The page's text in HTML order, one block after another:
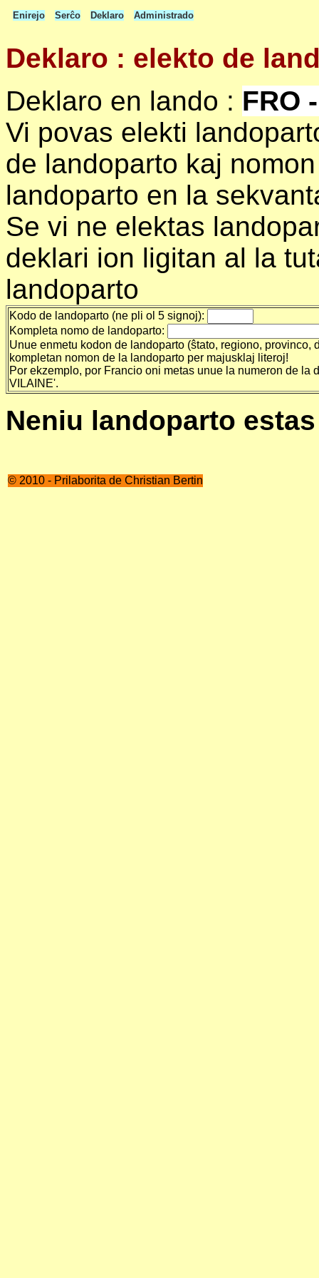
Enirejo Serĉo Deklaro Administrado
Deklaro : elekto de
Deklaro en lando : FRO
Vi povas elekti
de landoparto kaj
landoparto en la
Se vi ne elektas
deklari ion ligitan al la
landoparto
Kodo de landoparto (ne pli ol 5 signoj):
Kompleta nomo de landoparto:
Unue enmetu kodon de landoparto (ŝtato, regiono,
kompletan nomon de la landoparto per majusklaj literoj!
Por ekzemplo, por Francio oni metas unue la numeron de
VILAINE'.
Neniu landoparto
© 2010 - Prilaborita de Christian Bertin